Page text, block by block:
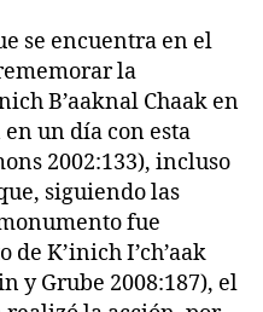
se encuentra en el
la
B’aaknal Chaak en
un día con esta
2002:133), incluso
siguiendo las
fue
K’inich I’ch’aak
y Grube 2008:187), el